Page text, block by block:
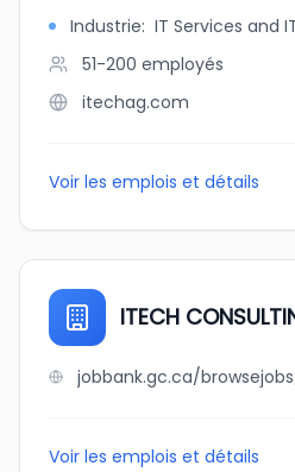
Industrie: IT Services and
51-200 employés
itechag.com
Voir les emplois et détails
ITECH
Voir les emplois et détails